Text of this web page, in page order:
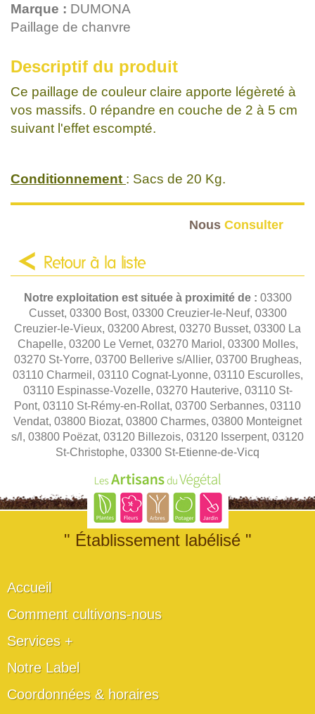
Marque : DUMONA
Paillage de chanvre
Descriptif du produit
Ce paillage de couleur claire apporte légèreté à
vos massifs. 0 répandre en couche de 2 à 5 cm
suivant l'effet escompté.
Conditionnement : Sacs de 20 Kg.
Nous Consulter
Retour à la liste
Notre exploitation est située à proximité de : 03300
Cusset, 03300 Bost, 03300 Creuzier-le-Neuf, 03300
Creuzier-le-Vieux, 03200 Abrest, 03270 Busset, 03300 La
Chapelle, 03200 Le Vernet, 03270 Mariol, 03300 Molles,
03270 St-Yorre, 03700 Bellerive s/Allier, 03700 Brugheas,
03110 Charmeil, 03110 Cognat-Lyonne, 03110 Escurolles,
03110 Espinasse-Vozelle, 03270 Hauterive, 03110 St-
Pont, 03110 St-Rémy-en-Rollat, 03700 Serbannes, 03110
Vendat, 03800 Biozat, 03800 Charmes, 03800 Monteignet
s/l, 03800 Poëzat, 03120 Billezois, 03120 Isserpent, 03120
St-Christophe, 03300 St-Etienne-de-Vicq
" Établissement labélisé "
Accueil
Comment cultivons-nous
Services +
Notre Label
Coordonnées & horaires